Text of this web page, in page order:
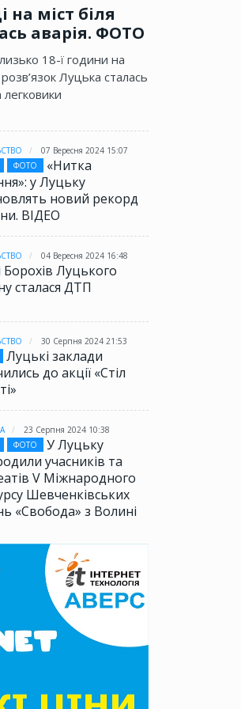
на міст біля
аварія. ФОТО
18-ї години на
Луцька сталась
07 Вересня 2024 15:07
ФОТО
«Нитка
у Луцьку
новий рекорд
ВІДЕО
04 Вересня 2024 16:48
Борохів Луцького
сталася ДТП
30 Серпня 2024 21:53
Луцькі заклади
до акції «Стіл
23 Серпня 2024 10:38
ФОТО
У Луцьку
учасників та
V Міжнародного
Шевченківських
«Свобода» з Волині